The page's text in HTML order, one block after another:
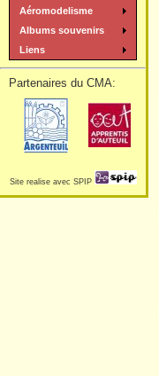
Aéromodelisme
Albums souvenirs
Liens
Partenaires du CMA:
Site realise avec SPIP